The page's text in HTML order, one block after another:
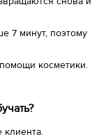
7 минут, поэтому
косметики.